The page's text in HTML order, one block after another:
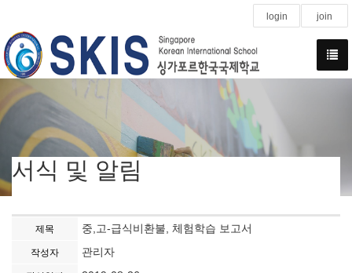
login join
서식 및 알림
제목 중,고-급식비환불, 체험학습 보고서
작성자 관리자